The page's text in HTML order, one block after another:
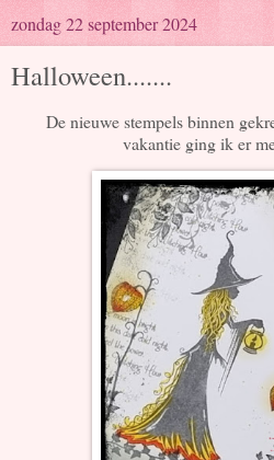
zondag 22 september 2024
Halloween.......
De nieuwe stempels binnen
vakantie ging ik er